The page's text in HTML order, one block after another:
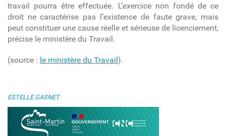
travail pourra être effectuée. L’exercice non fondé de ce
droit ne caractérise pas l’existence de faute grave, mais
peut constituer une cause réelle et sérieuse de licenciement,
précise le ministère du Travail.
(source : le ministère du Travail).
ESTELLE GASNET